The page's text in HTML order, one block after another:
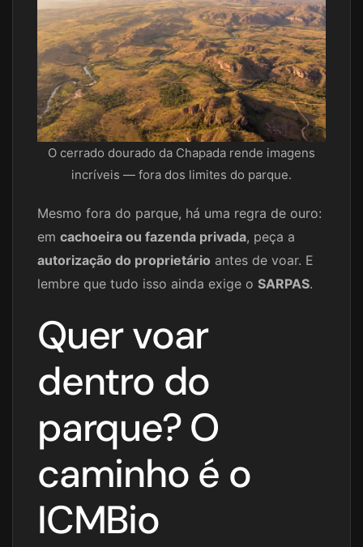
O cerrado dourado da Chapada rende imagens
incríveis — fora dos limites do parque.
Mesmo fora do parque, há uma regra de ouro:
em cachoeira ou fazenda privada, peça a
autorização do proprietário antes de voar. E
lembre que tudo isso ainda exige o SARPAS.
Quer voar
dentro do
parque? O
caminho é o
ICMBio